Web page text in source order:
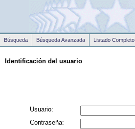
Identificación del usuario
Usuario:
Contraseña:
Búsqueda Búsqueda Avanzada Listado Completo